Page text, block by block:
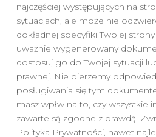
najczęściej występujących na
sytuacjach, ale może nie
dokładnej specyfiki Twojej
uważnie wygenerowany
dostosuj go do Twojej sytuacji
prawnej. Nie bierzemy
posługiwania się tym
masz wpłw na to, czy wszystkie
zawarte są zgodne z prawdą.
Polityka Prywatności, nawet